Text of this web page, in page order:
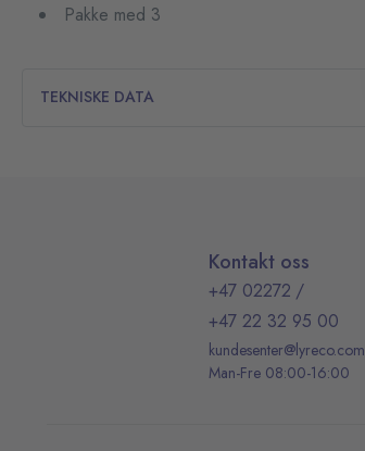
Pakke med 3
TEKNISKE DATA
Kontakt oss
+47 02272 /
+47 22 32 95 00
kundesenter@lyreco.com
Man-Fre 08:00-16:00